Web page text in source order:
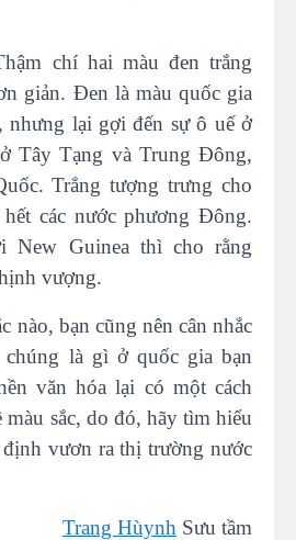
chí hai màu đen trắng
giản. Đen là màu quốc gia
nhưng lại gợi đến sự ô uế ở
Tây Tạng và Trung Đông,
Trắng tượng trưng cho
các nước phương Đông.
New Guinea thì cho rằng
vượng.
nào, bạn cũng nên cân nhắc
là gì ở quốc gia bạn
văn hóa lại có một cách
màu sắc, do đó, hãy tìm hiểu
vươn ra thị trường nước
Trang Hùynh Sưu tầm